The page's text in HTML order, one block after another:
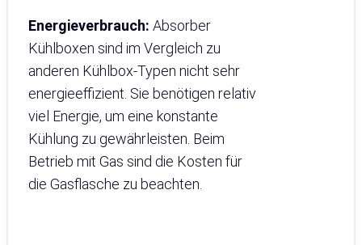
Energieverbrauch: Absorber
Kühlboxen sind im Vergleich zu
anderen Kühlbox-Typen nicht sehr
energieeffizient. Sie benötigen relativ
viel Energie, um eine konstante
Kühlung zu gewährleisten. Beim
Betrieb mit Gas sind die Kosten für
die Gasflasche zu beachten.